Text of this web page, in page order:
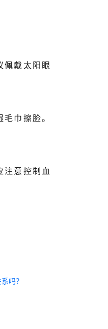
佩戴太阳眼
巾擦脸。
注意控制血
吗？